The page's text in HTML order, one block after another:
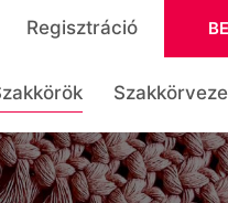
Regisztráció